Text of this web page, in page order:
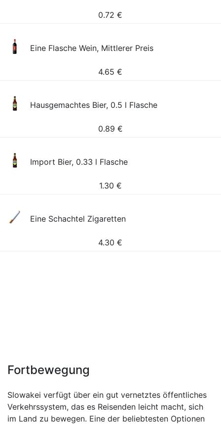
0.72 €
Eine Flasche Wein, Mittlerer Preis
4.65 €
Hausgemachtes Bier, 0.5 l Flasche
0.89 €
Import Bier, 0.33 l Flasche
1.30 €
Eine Schachtel Zigaretten
4.30 €
Fortbewegung
Slowakei verfügt über ein gut vernetztes öffentliches
Verkehrssystem, das es Reisenden leicht macht, sich
im Land zu bewegen. Eine der beliebtesten Optionen